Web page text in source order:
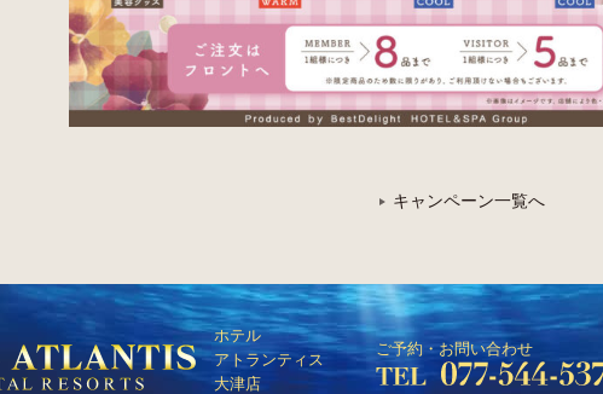
キャンペーン一覧へ
ホテル
アトランティス
大津店
ご予約・お問い合わせ